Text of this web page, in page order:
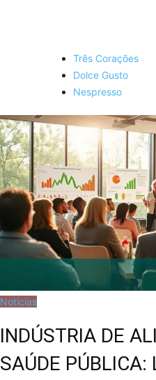
Três Corações
Dolce Gusto
Nespresso
Notícias
INDÚSTRIA DE
SAÚDE PÚBLICA: